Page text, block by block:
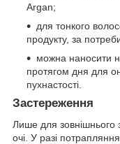
Argan;
для тонкого
продукту, за
можна наносити
протягом дня для
пухнастості.
Застереження
Лише для зовнішнього
очі. У разі